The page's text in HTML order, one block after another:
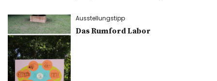
f I P
Ausstellungstipp
Das Rumford Labor